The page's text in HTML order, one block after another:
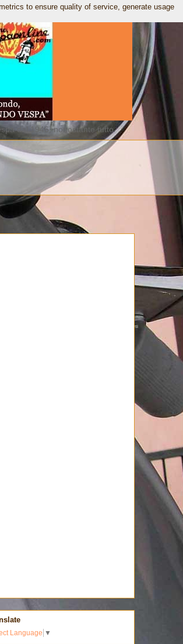
dal 1946, nonostante tutto.
Language ▼
to ensure quality of service, generate usage